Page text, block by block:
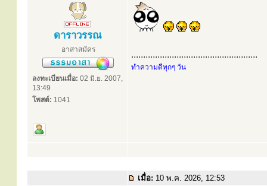
ดาราวรรณ
อาสาสมัคร
ลงทะเบียนเมื่อ: 02 มิ.ย. 2007,
13:49
โพสต์: 1041
.....................................................
ทำความดีทุกๆ วัน
เมื่อ: 10 พ.ค. 2026, 12:53